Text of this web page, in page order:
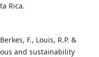
Rica.
F., Louis, R.P. &
and sustainability